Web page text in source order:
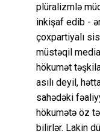
plüralizmlə
inkişaf edib -
çoxpartiyalı
müstəqil
hökumət
asılı deyil,
sahədəki
hökumətə öz
bilirlər. Lakin